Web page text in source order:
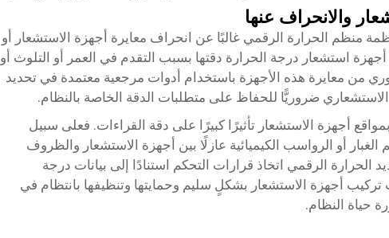
والانحراف عنها
منظم الحرارة الرقمي غالبًا عن انحراف معايرة أجهزة الاستشعار أو
استشعار درجة الحرارة دقتها بسبب التقدم في العمر أو التلوث أو
من معايرة هذه الأجهزة باستخدام أدوات مرجعية معتمدة في تحديد
الاستشعاري ضروريًّا للحفاظ على متطلبات الدقة الخاصة بالنظام.
أجهزة الاستشعار تأثيرًا كبيرًا على دقة القراءات. فعلى سبيل
أو الرواسب الكيميائية عازلًا بين أجهزة الاستشعار والظروف
الحرارة الرقمي اتخاذ قرارات التحكم استنادًا إلى بيانات درجة
تركيب أجهزة الاستشعار بشكلٍ سليم وحمايتها وتنظيفها بانتظام في
حياة النظام.